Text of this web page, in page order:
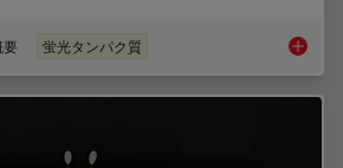
要 蛍光タンパク質